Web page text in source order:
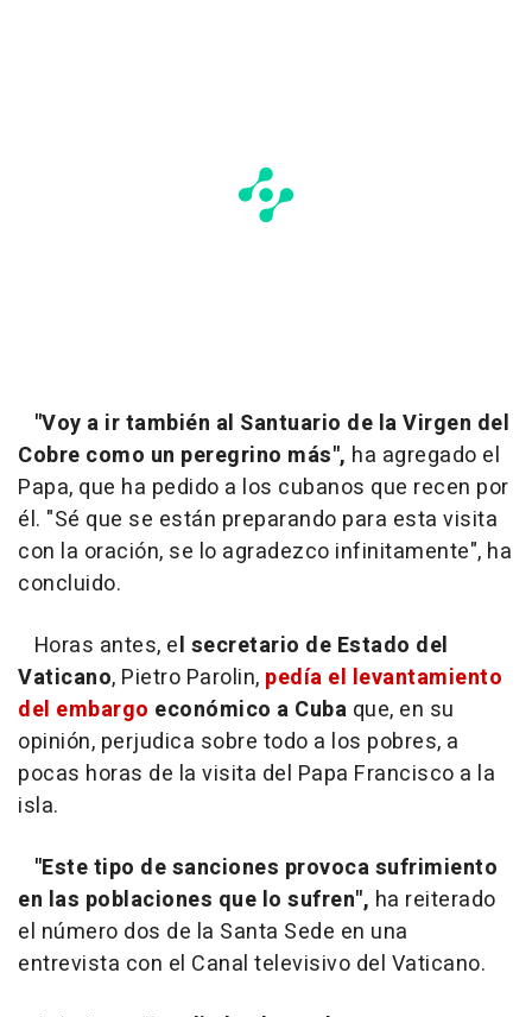
"Voy a ir también al Santuario de la Virgen del
Cobre como un peregrino más", ha agregado el
Papa, que ha pedido a los cubanos que recen por
él. "Sé que se están preparando para esta visita
con la oración, se lo agradezco infinitamente", ha
concluido.
Horas antes, el secretario de Estado del
Vaticano, Pietro Parolin, pedía el levantamiento
del embargo económico a Cuba que, en su
opinión, perjudica sobre todo a los pobres, a
pocas horas de la visita del Papa Francisco a la
isla.
"Este tipo de sanciones provoca sufrimiento
en las poblaciones que lo sufren", ha reiterado
el número dos de la Santa Sede en una
entrevista con el Canal televisivo del Vaticano.